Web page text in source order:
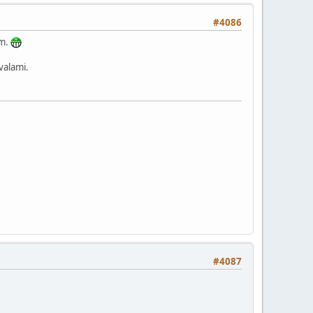
#4086
#4087